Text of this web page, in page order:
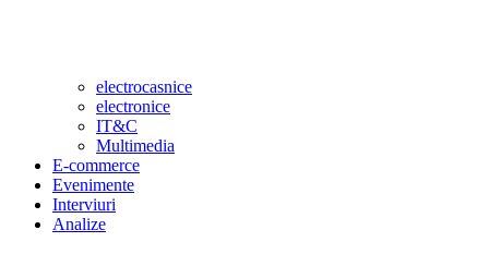
electrocasnice
electronice
IT&C
Multimedia
E-commerce
Evenimente
Interviuri
Analize